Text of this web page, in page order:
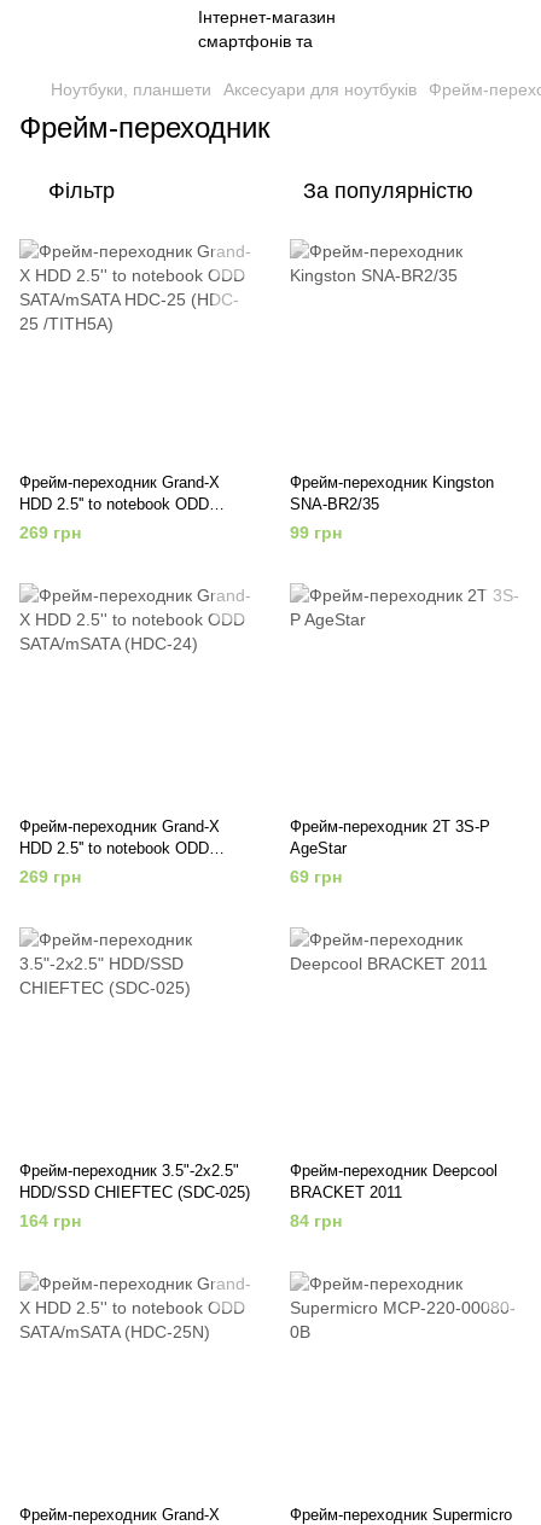
Ноутбуки, планшети Аксесуари для ноутбуків Фрейм-
Фрейм-переходник
Фільтр За популярністю
Фрейм-переходник Grand-X
HDD 2.5'' to notebook ODD
SATA/mSATA HDC-25 (HDC-25
/TITH5A)
269 грн
Фрейм-переходник Kingston
SNA-BR2/35
99 грн
Фрейм-переходник Grand-X
HDD 2.5'' to notebook ODD
SATA/mSATA (HDC-24)
269 грн
Фрейм-переходник 2T 3S-P
AgeStar
69 грн
Фрейм-переходник 3.5"-2x2.5"
HDD/SSD CHIEFTEC (SDC-025)
164 грн
Фрейм-переходник Deepcool
BRACKET 2011
84 грн
Фрейм-переходник Grand-X
Фрейм-переходник Supermicro